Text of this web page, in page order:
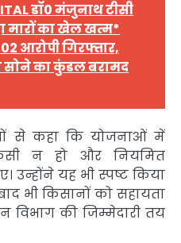
डॉ0 मंजुनाथ टीसी
मारों का खेल खत्म*
आरोपी गिरफ्तार,
सोने का कुंडल बरामद
से कहा कि योजनाओं में
न हो और नियमित
उन्होंने यह भी स्पष्ट किया
भी किसानों को सहायता
विभाग की जिम्मेदारी तय